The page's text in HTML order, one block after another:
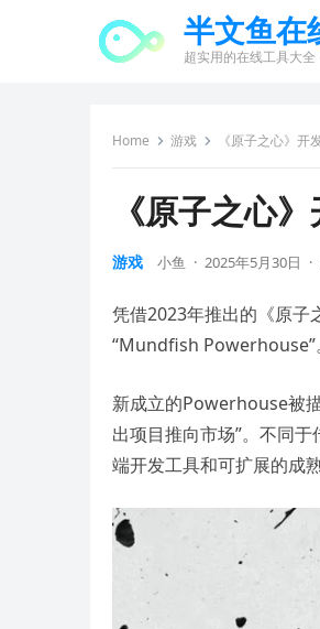
半文鱼在
超实用的在线工具大
Home 游戏 《原子之心》
《原子之心
游戏 小鱼 · 2025年5月30日 ·
凭借2023年推出的《原
“Mundfish Powerhouse”
新成立的Powerhouse被
出项目推向市场”。不同
端开发工具和可扩展的成